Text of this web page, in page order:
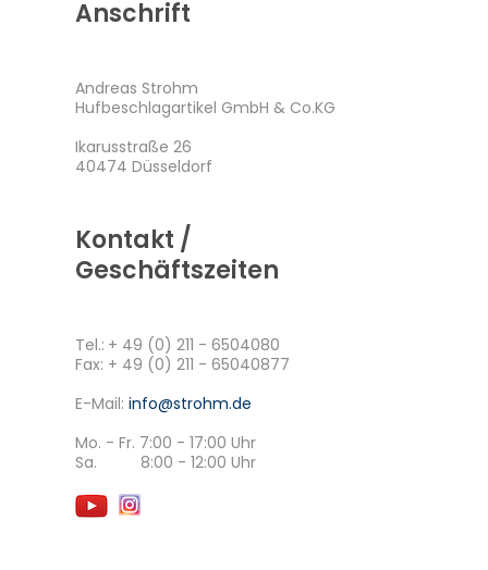
Anschrift
Andreas Strohm
Hufbeschlagartikel GmbH & Co.KG
Ikarusstraße 26
40474 Düsseldorf
Kontakt /
Geschäftszeiten
Tel.: + 49 (0) 211 - 6504080
Fax: + 49 (0) 211 - 65040877
E-Mail: info@strohm.de
Mo. - Fr. 7:00 - 17:00 Uhr
Sa. 8:00 - 12:00 Uhr